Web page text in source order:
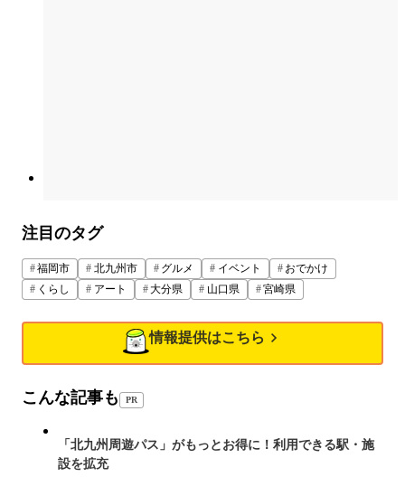
注目のタグ
福岡市 北九州市 グルメ イベント
おでかけ
くらし
アート 大分県 山口県 宮崎県
情報提供はこちら
こんな記事も PR
「北九州周遊パス」がもっとお得に！利用できる駅・施
設を拡充